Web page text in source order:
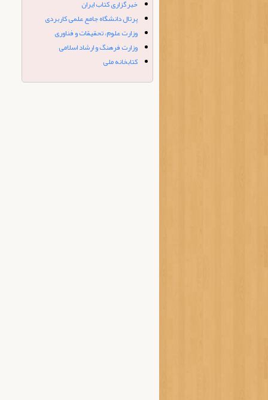
خبرگزاری کتاب ایران
پرتال دانشگاه جامع علمی کاربردی
وزارت علوم، تحقیقات و فناوری
وزارت فرهنگ و ارشاد اسلامی
کتابخانه ملی